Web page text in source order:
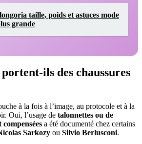
taille, poids et astuces mode
grande
ils des chaussures
à la fois à l’image, au protocole et à la
Oui, l’usage de talonnettes ou de
compensées a été documenté chez certains
Sarkozy ou Silvio Berlusconi.